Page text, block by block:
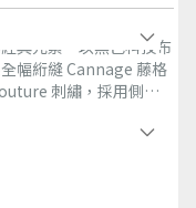
典元素。以黑色科技布
幅絎縫 Cannage 藤格
刺繡，採用側面
時尚造型。